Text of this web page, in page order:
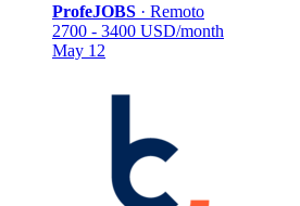
ProfeJOBS · Remoto
2700 - 3400 USD/month
May 12